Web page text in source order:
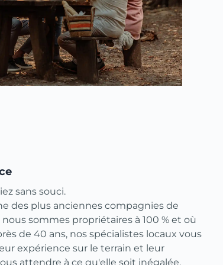
sans souci.
des plus anciennes compagnies de
sommes propriétaires à 100 % et où
de 40 ans, nos spécialistes locaux vous
expérience sur le terrain et leur
attendre à ce qu'elle soit inégalée.